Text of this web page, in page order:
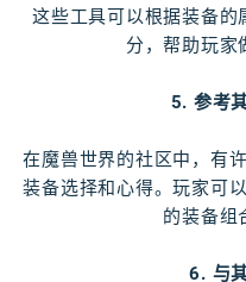
这些工具可以根据装备的
分，帮助玩家
5. 参考
在魔兽世界的社区中，有
装备选择和心得。玩家可
的装备组
6. 与